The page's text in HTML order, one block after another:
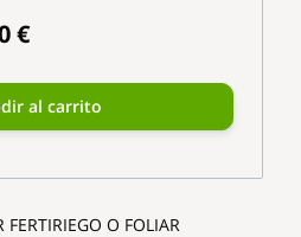
€
al carrito
FERTIRIEGO O FOLIAR